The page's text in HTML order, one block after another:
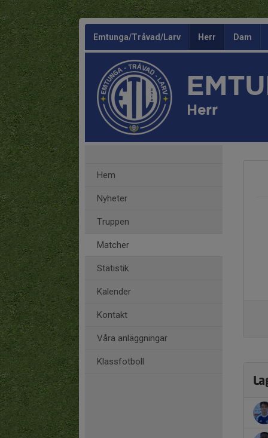
Emtunga/Tråvad/Larv Herr Dam
Herr
Hem
Nyheter
Truppen
Matcher
Statistik
Kalender
Kontakt
Våra anläggningar
Klassfotboll